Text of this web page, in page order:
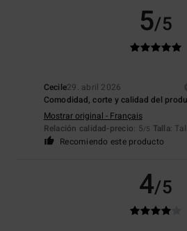
5/5
Cecile29. abril 2026
Comodidad, corte y calidad del
Mostrar original - Français
Relación calidad-precio: 5/5 Talla:
Recomiendo este producto
4/5